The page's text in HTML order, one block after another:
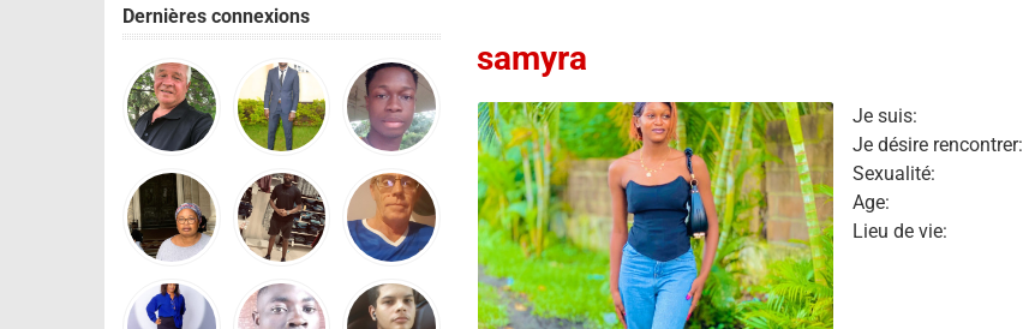
Dernières connexions
samyra
Je suis:
Je désire rencontrer:
Sexualité:
Age:
Lieu de vie: